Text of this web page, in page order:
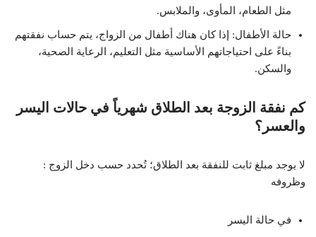
مثل الطعام، المأوى، والملابس.
حالة الأطفال: إذا كان هناك أطفال من الزواج، يتم حساب نفقتهم
بناءً على احتياجاتهم الأساسية مثل التعليم، الرعاية الصحية،
والسكن.
كم نفقة الزوجة بعد الطلاق شهرياً في حالات اليسر
والعسر؟
: لا يوجد مبلغ ثابت للنفقة بعد الطلاق؛ تُحدد حسب دخل الزوج
وظروفه
في حالة اليسر